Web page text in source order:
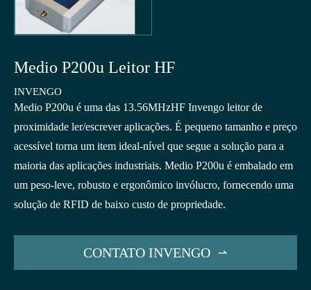
Medio P200u Leitor HF
INVENGO
Medio P200u é uma das 13.56MHzHF Invengo leitor de
proximidade ler/escrever aplicações. É pequeno tamanho e preço
acessível torna um item ideal-nível que segue a solução para a
maioria das aplicações industriais. Medio P200u é embalado em
um peso-leve, robusto e ergonômico invólucro, fornecendo uma
solução de RFID de baixo custo de propriedade.
CONTATO INVENGO 